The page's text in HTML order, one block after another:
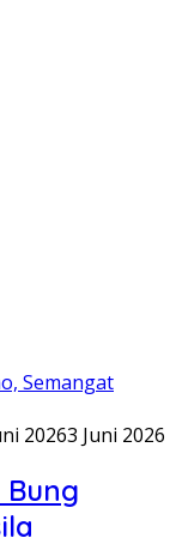
20263 Juni 2026